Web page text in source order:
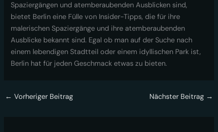
Spaziergängen und atemberaubenden Ausblicken sind,
bietet Berlin eine Fülle von Insider-Tipps, die für ihre
malerischen Spaziergänge und ihre atemberaubenden
Ausblicke bekannt sind. Egal ob man auf der Suche nach
einem lebendigen Stadtteil oder einem idyllischen Park ist,
Berlin hat für jeden Geschmack etwas zu bieten.
← Vorheriger Beitrag Nächster Beitrag →